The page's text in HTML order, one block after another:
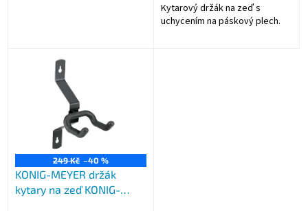
Kytarový držák na zeď s
uchycením na páskový plech.
249 Kč –40 %
KONIG-MEYER držák
kytary na zeď KONIG-